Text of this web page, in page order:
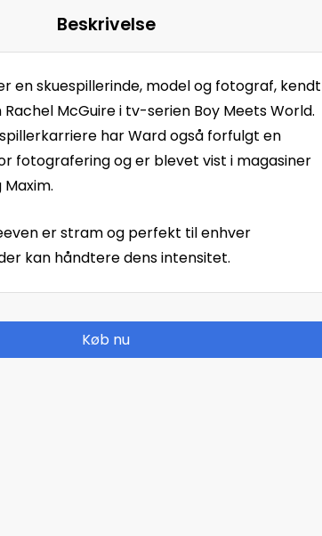
Beskrivelse
en skuespillerinde, model og fotograf, kendt
McGuire i tv-serien Boy Meets World.
har Ward også forfulgt en
fotografering og er blevet vist i magasiner
er stram og perfekt til enhver
kan håndtere dens intensitet.
Køb nu